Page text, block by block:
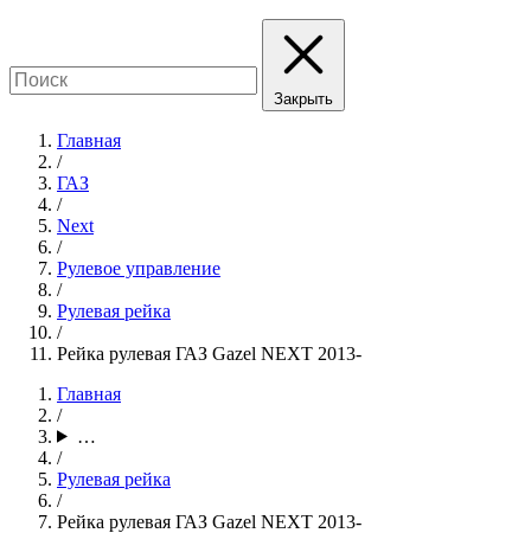
Закрыть
Главная
/
ГАЗ
/
Next
/
Рулевое управление
/
Рулевая рейка
/
Рейка рулевая ГАЗ Gazel NEXT 2013-
Главная
/
…
/
Рулевая рейка
/
Рейка рулевая ГАЗ Gazel NEXT 2013-